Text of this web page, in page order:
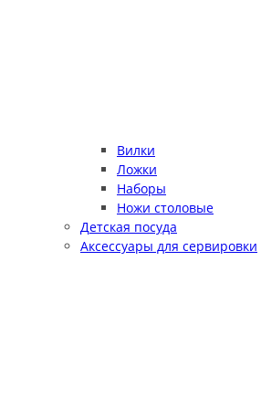
Вилки
Ложки
Наборы
Ножи столовые
Детская посуда
Аксессуары для сервировки